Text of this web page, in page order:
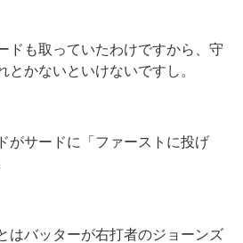
も取っていたわけですから、守
とかないといけないですし。
サードに「ファーストに投げ
バッターが右打者のジョーンズ